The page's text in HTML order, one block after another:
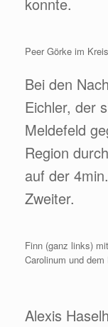
Peer Görke im
Bei den
Eichler, der
Meldefeld
Region
auf der
Zweiter.
Finn (ganz links)
Carolinum und
Alexis